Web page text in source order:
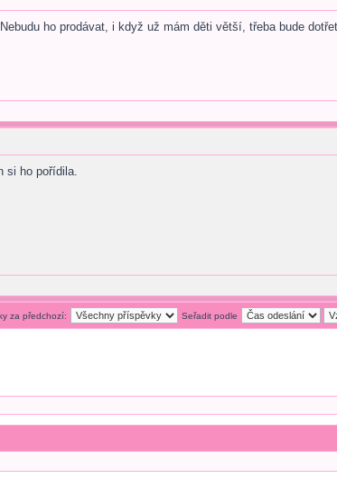
ho prodávat, i když už mám děti větší, třeba bude
si ho pořídila.
za předchozí: Seřadit podle